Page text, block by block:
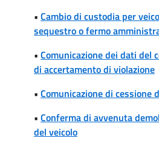
• Cambio di custodia per
sequestro o fermo
• Comunicazione dei dati del
di accertamento di violazione
• Comunicazione di cessione
• Conferma di avvenuta
del veicolo